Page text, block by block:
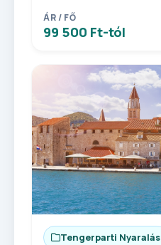
ÁR / FŐ
99 500 Ft-tól
Tengerparti Nyaralás